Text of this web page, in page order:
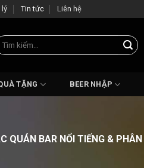
lý Tin tức Liên hệ
TẶNG BEER NHẬP
QUÁN BAR NỔI TIẾNG &